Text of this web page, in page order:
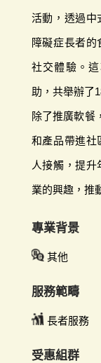
活動，透過中
障礙症長者
社交體驗。
助，共舉辦了
除了推廣軟餐
和產品帶進社
人接觸，提
業的興趣，推
專業背景
其他
服務範疇
長者服務
受惠組群